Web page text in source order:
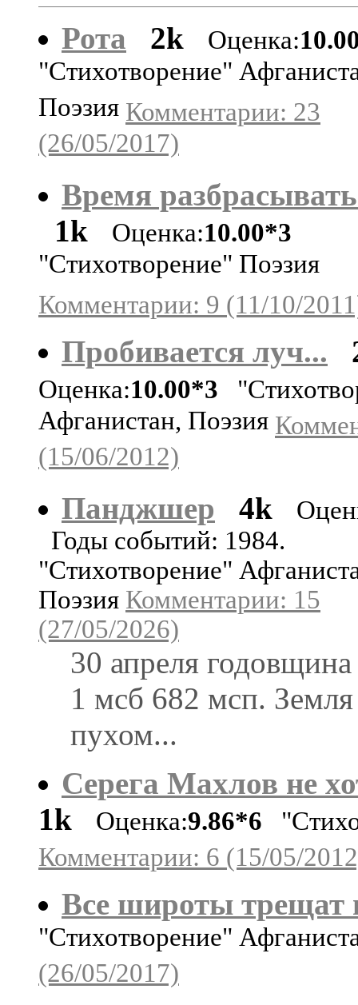
Рота
2k Оценка:
"Стихотворение"
Поэзия Комментарии: 23
(26/05/2017)
Время
1k
Оценка:10.00*3
"Стихотворение" Поэзия
Комментарии: 9 (11/10/
Пробивается луч...
Оценка:10.00*3
Афганистан, Поэзия
(15/06/2012)
Панджшер
4k
Годы событий: 1984.
"Стихотворение"
Поэзия Комментарии: 15
(27/05/2026)
30 апреля
1 мсб 682 мсп.
пухом...
Серега Махлов не
1k
Оценка:9.86*6
Комментарии: 6 (15/05/
Все широты
"Стихотворение"
(26/05/2017)